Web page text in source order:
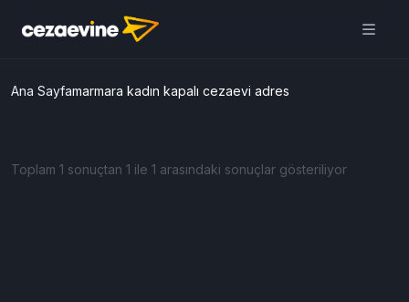
Ana Sayfamarmara kadın kapalı cezaevi adres
Toplam 1 sonuçtan 1 ile 1 arasındaki sonuçlar gösteriliyor